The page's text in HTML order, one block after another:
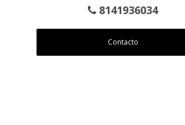
8141936034
Contacto